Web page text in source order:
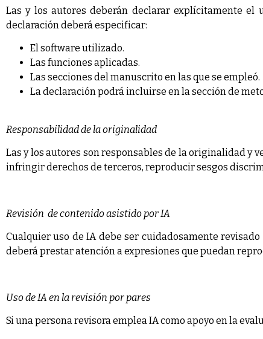
Las y los autores deberán declarar explícitamente el
declaración deberá especificar:
El software utilizado.
Las funciones aplicadas.
Las secciones del manuscrito en las que se empleó.
La declaración podrá incluirse en la sección de
Responsabilidad de la originalidad
Las y los autores son responsables de la originalidad y
infringir derechos de terceros, reproducir sesgos
Revisión de contenido asistido por IA
Cualquier uso de IA debe ser cuidadosamente
deberá prestar atención a expresiones que puedan
Uso de IA en la revisión por pares
Si una persona revisora emplea IA como apoyo en la